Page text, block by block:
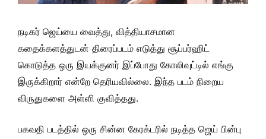
நடிகர் ஜெய்யை வைத்து, வித்தியாசமான
கதைக்களத்துடன் திரைப்படம் எடுத்து சூப்பர்ஹிட்
கொடுத்த ஒரு இயக்குனர் இப்போது கோலிவுட்டில் எங்கு
இருக்கிறார் என்றே தெரியவில்லை. இந்த படம் நிறைய
விருதுகளை அள்ளி குவித்தது.
பகவதி படத்தில் ஒரு சின்ன கேரக்டரில் நடித்த ஜெய் பின்பு